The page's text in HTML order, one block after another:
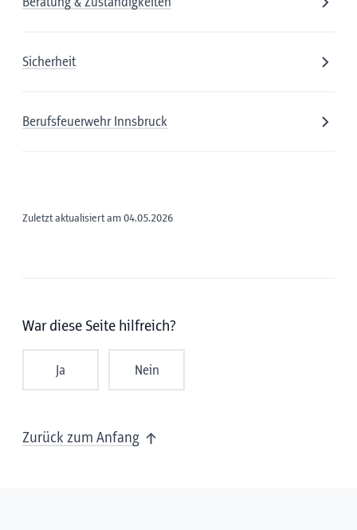
Sicherheit
Berufsfeuerwehr Innsbruck
Zuletzt aktualisiert am 04.05.2026
War diese Seite hilfreich?
Ja Nein
Zurück zum Anfang